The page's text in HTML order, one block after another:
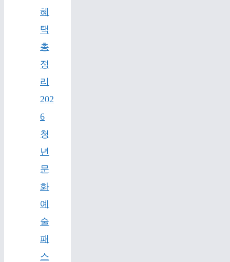
혜
택
총
정
리
202
6
청
년
문
화
예
술
패
스